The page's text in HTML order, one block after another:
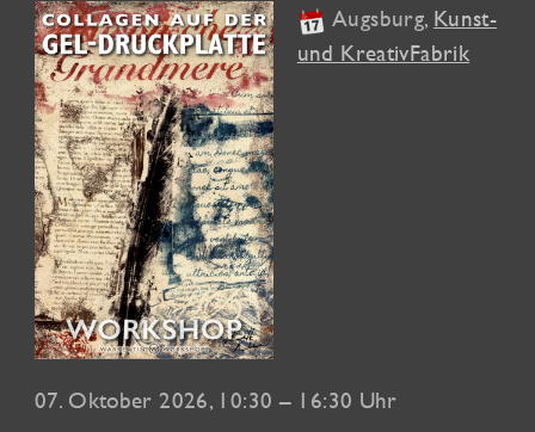
Augsburg, Kunst-
und KreativFabrik
07. Oktober 2026, 10:30 – 16:30 Uhr